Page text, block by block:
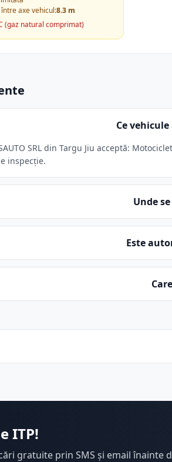
axe vehicul:8.3 m
(gaz natural comprimat)
Ce vehicule
SRL din Targu Jiu acceptă:
inspecție.
Unde
Este
ITP!
gratuite prin SMS și email înainte